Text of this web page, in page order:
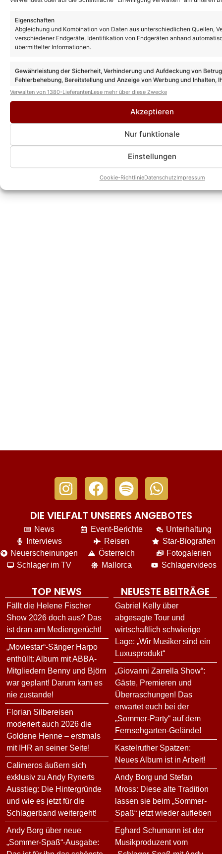
Eigenschaften
Abgleichung und Kombination von Daten aus unterschiedlichen Quellen,
verschiedener Endgeräte, Identifikation von Endgeräten anhand
übermittelter Informationen.
Gewährleistung der Sicherheit, Verhinderung und Aufdeckung von
Fehlerbehebung, Bereitstellung und Anzeige von Werbung und Inhalten,
Entscheidungen zum Datenschutz speichern und übermitteln.
Verwalten von 1380-LieferantenLese mehr über diese Zwecke
Akzeptieren
Nur funktionale
Einstellungen
Cookie-RichtlinieDatenschutzImpressum
DIE VIELFALT UNSERES ANGEBOTES
News
Interviews
Neuerscheinungen
Schlager im TV
Event-Berichte
Reisen
Österreich
Mallorca
Unterhaltung
Star-Biografien
Fotogalerien
Schlagervideos
TOP NEWS
Fällt die Helene Fischer
Show 2026 doch aus? Das
ist dran am Mediengerücht!
„Moviestar“-Sänger Harpo
enthüllt: Album mit ABBA-
Mitgliedern Benny und Björn
war geplant! Darum kam es
nie zustande!
Florian Silbereisen
moderiert auch 2026 die
Goldene Henne – erstmals
mit IHR an seiner Seite!
Calimeros äußern sich
exklusiv zu Andy Rynerts
Ausstieg: Die Hintergründe
und wie es jetzt für die
Schlagerband weitergeht!
Andy Borg über neue
„Sommer-Spaß“-Ausgabe:
NEUESTE BEITRÄGE
Gabriel Kelly über
abgesagte Tour und
wirtschaftlich schwierige
Lage: „Wir Musiker sind ein
Luxusprodukt“
„Giovanni Zarrella Show“:
Gäste, Premieren und
Überraschungen! Das
erwartet euch bei der
„Sommer-Party“ auf dem
Fernsehgarten-Gelände!
Kastelruther Spatzen:
Neues Album ist in Arbeit!
Andy Borg und Stefan
Mross: Diese alte Tradition
lassen sie beim „Sommer-
Spaß“ jetzt wieder aufleben
Eghard Schumann ist der
Musikproduzent vom